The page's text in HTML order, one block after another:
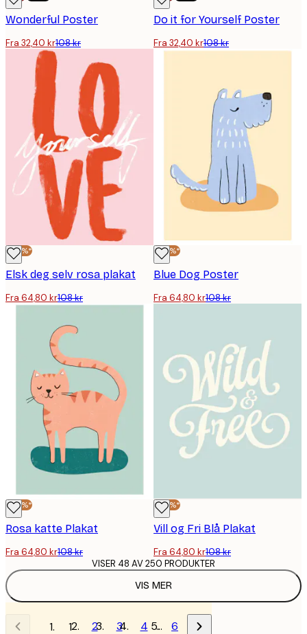
Wonderful Poster
Fra 32,40 kr108 kr
Do it for Yourself Poster
Fra 32,40 kr108 kr
-40%*
Elsk deg selv rosa plakat
Fra 64,80 kr108 kr
-40%*
Blue Dog Poster
Fra 64,80 kr108 kr
-40%*
Rosa katte Plakat
Fra 64,80 kr108 kr
-40%*
Vill og Fri Blå Plakat
Fra 64,80 kr108 kr
VIS MER
VISER 48 AV 250 PRODUKTER
1 2 3 4 … 6